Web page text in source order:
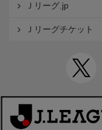
Ｊリーグ.jp
Ｊリーグチケット